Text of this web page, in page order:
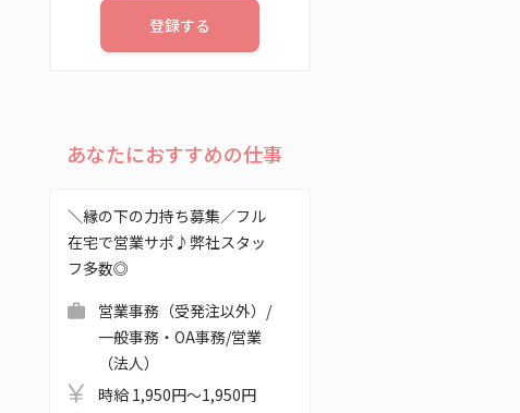
登録する
あなたにおすすめの仕事
＼縁の下の力持ち募集／フル
在宅で営業サポ♪弊社スタッ
フ多数◎
営業事務（受発注以外）/
一般事務・OA事務/営業
（法人）
時給 1,950円～1,950円